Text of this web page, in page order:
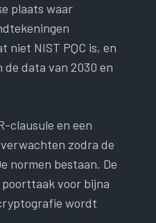
plaats waar
niet NIST PQC is, en
data van 2030 en
clausule en een
zodra de
normen bestaan. De
voor bijna
wordt